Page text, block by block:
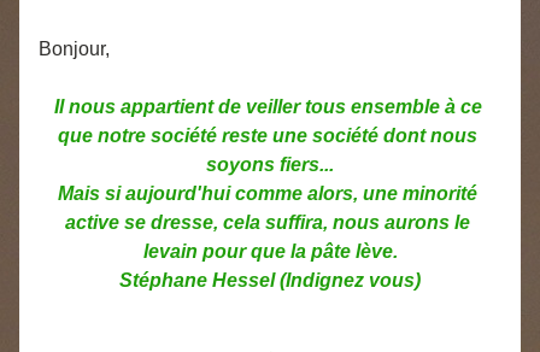
Bonjour,
Il nous appartient de veiller tous ensemble à ce
que notre société reste une société dont nous
soyons fiers...
Mais si aujourd'hui comme alors, une minorité
active se dresse, cela suffira, nous aurons le
levain pour que la pâte lève.
Stéphane Hessel (Indignez vous)